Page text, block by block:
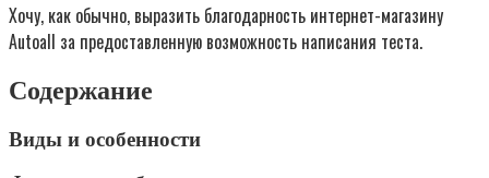
Хочу, как обычно, выразить благодарность интернет-магазину
Autoall за предоставленную возможность написания теста.
Содержание
Виды и особенности